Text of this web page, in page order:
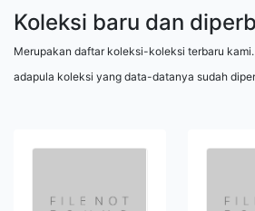
Koleksi baru dan
Merupakan daftar koleksi-koleksi terbaru
adapula koleksi yang data-datanya sudah